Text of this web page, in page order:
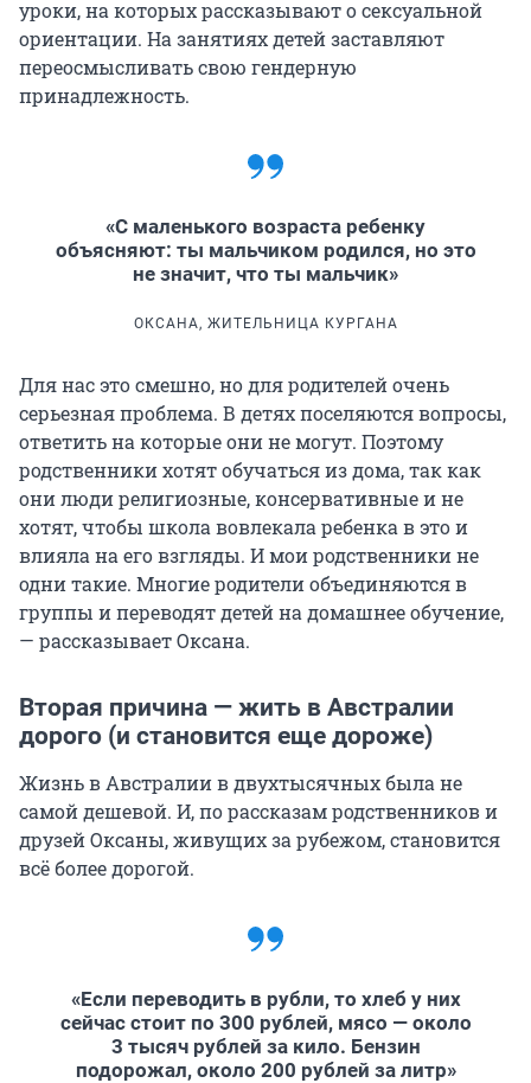
уроки, на которых рассказывают о сексуальной
ориентации. На занятиях детей заставляют
переосмысливать свою гендерную
принадлежность.
«С маленького возраста ребенку
объясняют: ты мальчиком родился, но это
не значит, что ты мальчик»
ОКСАНА, ЖИТЕЛЬНИЦА КУРГАНА
Для нас это смешно, но для родителей очень
серьезная проблема. В детях поселяются вопросы,
ответить на которые они не могут. Поэтому
родственники хотят обучаться из дома, так как
они люди религиозные, консервативные и не
хотят, чтобы школа вовлекала ребенка в это и
влияла на его взгляды. И мои родственники не
одни такие. Многие родители объединяются в
группы и переводят детей на домашнее обучение,
— рассказывает Оксана.
Вторая причина — жить в Австралии
дорого (и становится еще дороже)
Жизнь в Австралии в двухтысячных была не
самой дешевой. И, по рассказам родственников и
друзей Оксаны, живущих за рубежом, становится
всё более дорогой.
«Если переводить в рубли, то хлеб у них
сейчас стоит по 300 рублей, мясо — около
3 тысяч рублей за кило. Бензин
подорожал, около 200 рублей за литр»